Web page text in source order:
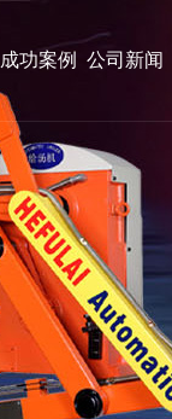
成功案例 公司新闻